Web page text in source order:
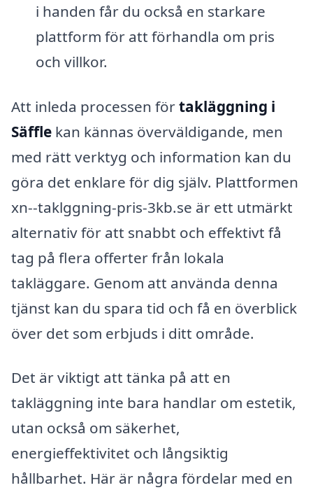
i handen får du också en starkare
plattform för att förhandla om pris
och villkor.
Att inleda processen förtakläggning i
Säffle kan kännas överväldigande, men
med rätt verktyg och information kan du
göra det enklare för dig själv. Plattformen
xn--taklggning-pris-3kb.se är ett utmärkt
alternativ för att snabbt och effektivt få
tag på flera offerter från lokala
takläggare. Genom att använda denna
tjänst kan du spara tid och få en överblick
över det som erbjuds i ditt område.
Det är viktigt att tänka på att en
takläggning inte bara handlar om estetik,
utan också om säkerhet,
energieffektivitet och långsiktig
hållbarhet. Här är några fördelar med en